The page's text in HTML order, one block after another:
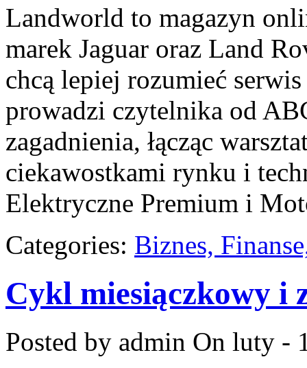
Landworld to magazyn
marek Jaguar oraz Land
chcą lepiej rozumieć
prowadzi czytelnika od
zagadnienia, łącząc
ciekawostkami rynku i
Elektryczne Premium i
Categories: Biznes,
Cykl miesiączkowy i
Posted by admin On luty -